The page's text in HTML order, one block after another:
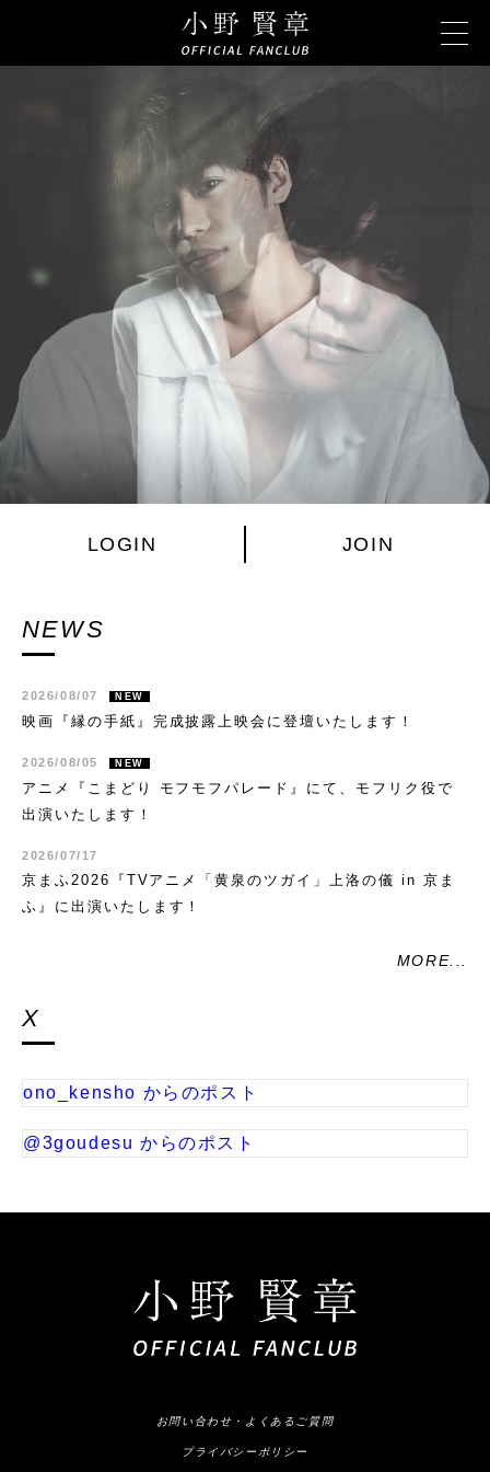
LOGIN JOIN
NEWS
2026/08/07 NEW
映画『縁の手紙』完成披露上映会に登壇いたします！
2026/08/05 NEW
アニメ『こまどり モフモフパレード』にて、モフリク役で
出演いたします！
2026/07/17
京まふ2026『TVアニメ「黄泉のツガイ」上洛の儀 in 京ま
ふ』に出演いたします！
MORE...
X
ono_kensho からのポスト
@3goudesu からのポスト
お問い合わせ・よくあるご質問
プライバシーポリシー